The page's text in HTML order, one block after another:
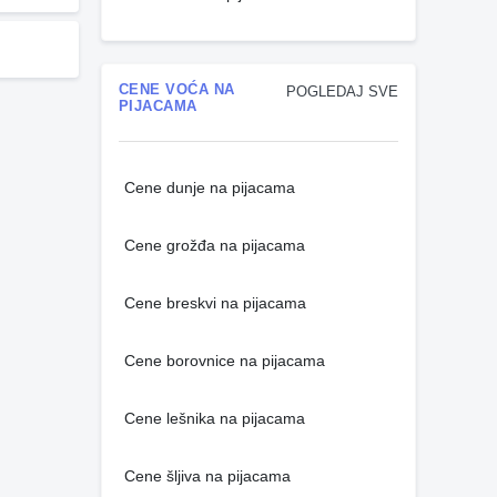
POGLEDAJ SVE
CENE VOĆA NA
PIJACAMA
Cene dunje na pijacama
Cene grožđa na pijacama
Cene breskvi na pijacama
Cene borovnice na pijacama
Cene lešnika na pijacama
Cene šljiva na pijacama